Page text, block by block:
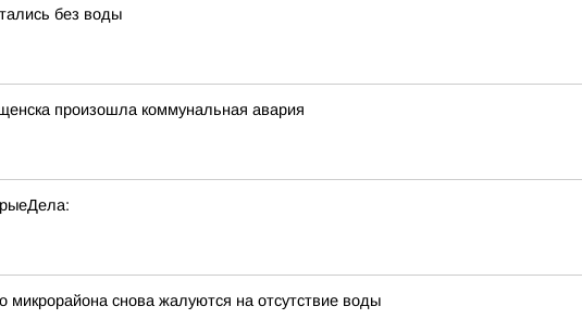
без воды
произошла коммунальная авария
микрорайона снова жалуются на отсутствие воды